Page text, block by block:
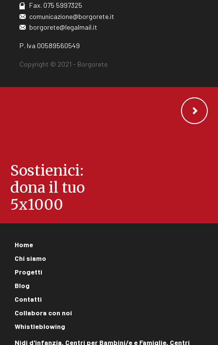
Fax. 075 5997325
comunicazione@borgorete.it
borgorete@legalmail.it
P. Iva 00589560549
Copyright © 2021 - Borgorete
Sostienici:
dona il tuo
5x1000
Footer
corporate
Home
Chi siamo
Progetti
Blog
Contatti
Collabora con noi
Whistleblowing
Footer
Nidi d'infanzia, Centri per Bambini/e e Famiglie, Centri